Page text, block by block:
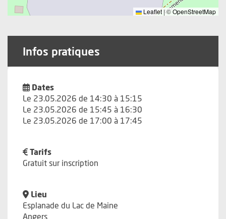
Leaflet |©OpenStreetMap
Infos pratiques
Dates
Le 23.05.2026 de 14:30 à 15:15
Le 23.05.2026 de 15:45 à 16:30
Le 23.05.2026 de 17:00 à 17:45
Tarifs
Gratuit sur inscription
Lieu
Esplanade du Lac de Maine
Angers